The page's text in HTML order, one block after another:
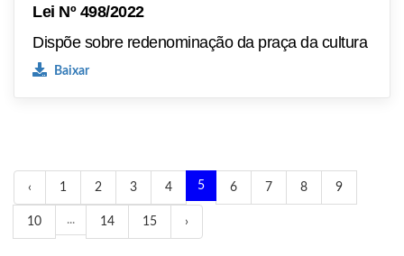
Lei Nº 498/2022
Dispõe sobre redenominação da praça da cultura
Baixar
‹ 1 2 3 4 5 6 7 8 9
10 ... 14 15 ›